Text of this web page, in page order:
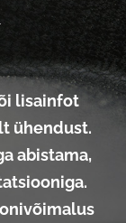
lisainfot
ühendust.
abistama,